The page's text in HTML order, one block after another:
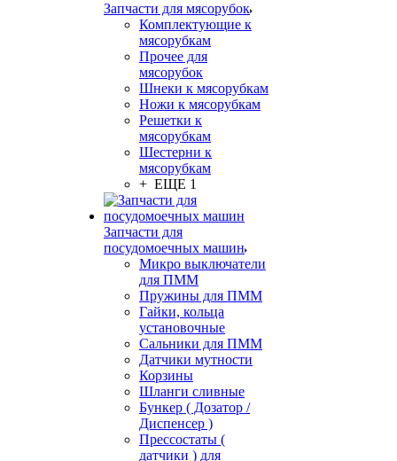
Запчасти для мясорубок
Комплектующие к
мясорубкам
Прочее для
мясорубок
Шнеки к мясорубкам
Ножи к мясорубкам
Решетки к
мясорубкам
Шестерни к
мясорубкам
+ ЕЩЕ 1
Запчасти для
посудомоечных машин
Микро выключатели
для ПММ
Пружины для ПММ
Гайки, кольца
установочные
Сальники для ПММ
Датчики мутности
Корзины
Шланги сливные
Бункер ( Дозатор /
Диспенсер )
Прессостаты (
датчики ) для